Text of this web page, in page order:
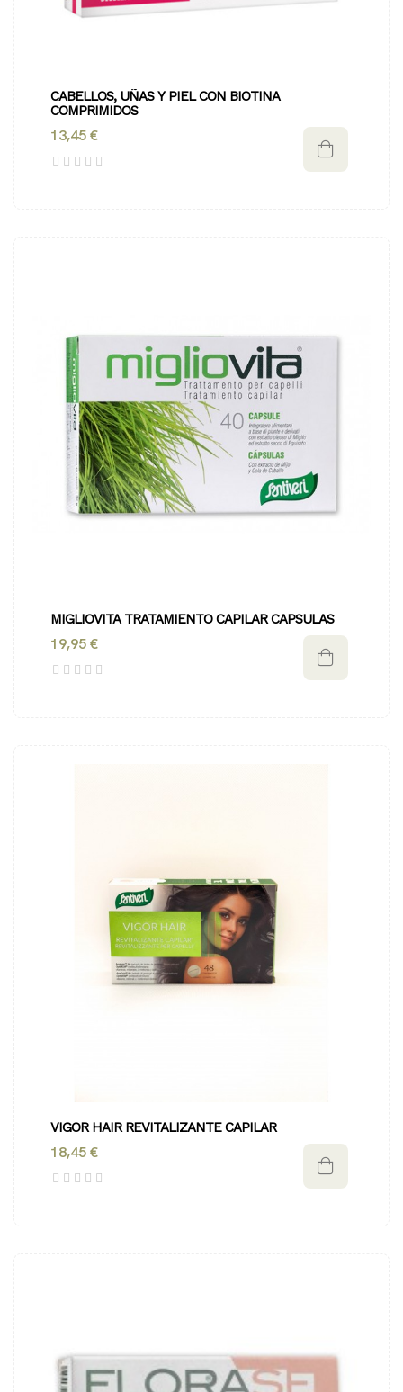
CABELLOS, UÑAS Y PIEL CON BIOTINA
COMPRIMIDOS
13,45 €
MIGLIOVITA TRATAMIENTO CAPILAR CAPSULAS
19,95 €
VIGOR HAIR REVITALIZANTE CAPILAR
18,45 €